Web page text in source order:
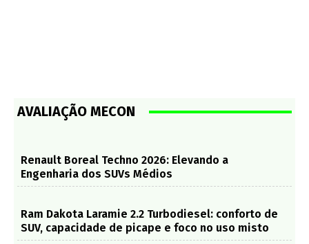
AVALIAÇÃO MECON
Renault Boreal Techno 2026: Elevando a
Engenharia dos SUVs Médios
Ram Dakota Laramie 2.2 Turbodiesel: conforto de
SUV, capacidade de picape e foco no uso misto